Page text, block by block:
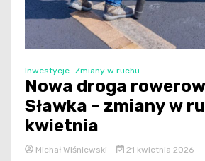
Inwestycje Zmiany w ruchu
Nowa droga
Sławka – zmiany w
kwietnia
Michał Wiśniewski 21 kwietnia 2026